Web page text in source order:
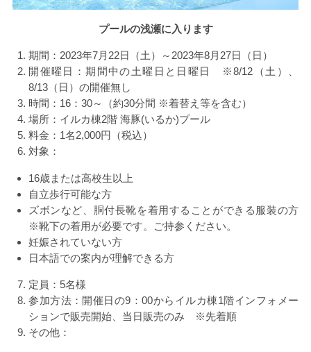
プールの浅瀬に入ります
期間： 2023年7月 22日（土）～ 2023年8月 27日（日）
開催曜日：期間中の土曜日と日曜日 ※8/12（土）、
8/13（日）の開催無し
時間： 16 ：30～（約30分間 ※着替え等を含む）
場所：イルカ棟2階海豚(いるか)プール
料金： 1名2,000円（税込）
対象：
16歳または高校生以上
自立歩行可能な方
ズボンなど、胴付長靴を着用することができる服装の方
※靴下の着用が必要です。ご持参ください。
妊娠されていない方
日本語での案内が理解できる方
定員： 5名様
参加方法：開催日の9 ：00からイルカ棟1階インフォメー
ションで販売開始、当日販売のみ ※先着順
その他：